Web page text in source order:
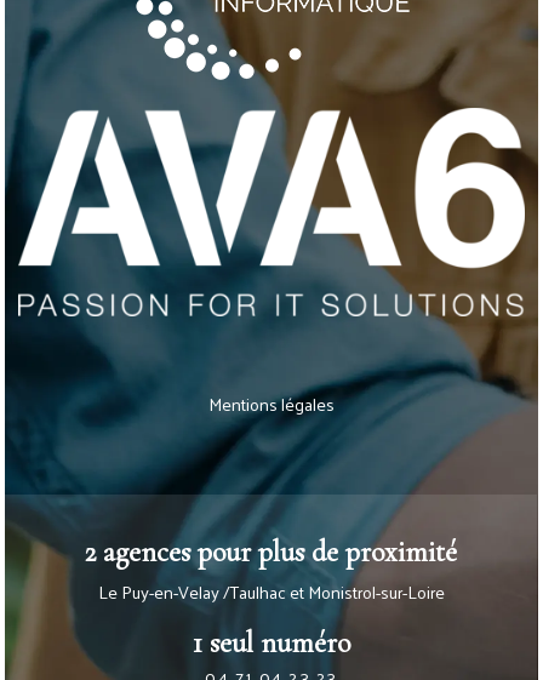
Mentions légales
2 agences pour plus de proximité
Le Puy-en-Velay /Taulhac et Monistrol-sur-Loire
1 seul numéro